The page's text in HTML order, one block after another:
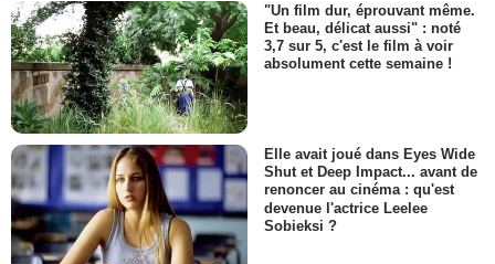
"Un film dur, éprouvant même.
Et beau, délicat aussi" : noté
3,7 sur 5, c'est le film à voir
absolument cette semaine !
Elle avait joué dans Eyes Wide
Shut et Deep Impact... avant de
renoncer au cinéma : qu'est
devenue l'actrice Leelee
Sobieksi ?